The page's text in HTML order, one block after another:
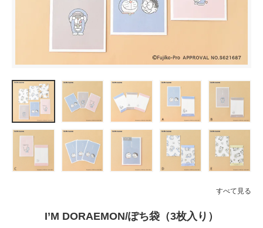
すべて見る
I’M DORAEMON/ぽち袋（3枚入り）